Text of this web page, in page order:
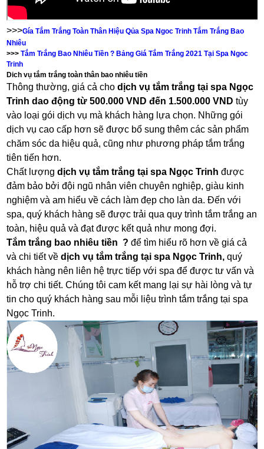
>>>Gía Tắm Trắng Toàn Thân Hiệu Qủa Spa Ngoc Trinh Tắm Trắng Bao
Nhiêu
>>>Tắm Trắng Bao Nhiêu Tiền ? Bảng Giá Tắm Trắng 2021 Tại Spa Ngoc
Trinh
Dich vụ tắm trắng toàn thân bao nhiêu tiền
Thông thường, giá cả chodịch vụ tắm trắng tại spa Ngọc
Trinh dao động từ 500.000 VND đến 1.500.000 VND tùy
vào loại gói dịch vụ mà khách hàng lựa chọn. Những gói
dịch vụ cao cấp hơn sẽ được bổ sung thêm các sản phẩm
chăm sóc da hiệu quả, cũng như phương pháp tắm trắng
tiên tiến hơn.
Chất lượngdịch vụ tắm trắng tại spa Ngọc Trinhđược
đảm bảo bởi đội ngũ nhân viên chuyên nghiệp, giàu kinh
nghiệm và am hiểu về cách làm đẹp cho làn da. Đến với
spa, quý khách hàng sẽ được trải qua quy trình tắm trắng an
toàn, hiệu quả và đạt được kết quả như mong đợi.
Tắm trắng bao nhiêu tiền ?để tìm hiểu rõ hơn về giá cả
và chi tiết vềdịch vụ tắm trắng tại spa Ngọc Trinh,quý
khách hàng nên liên hệ trực tiếp với spa để được tư vấn và
hỗ trợ chi tiết. Chúng tôi cam kết mang lại sự hài lòng và tự
tin cho quý khách hàng sau mỗi liệu trình tắm trắng tại spa
Ngọc Trinh.